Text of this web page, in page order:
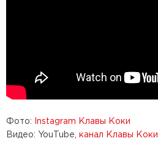
Фото:
Instagram Клавы Коки
Видео: YouTube, канал Клавы Коки